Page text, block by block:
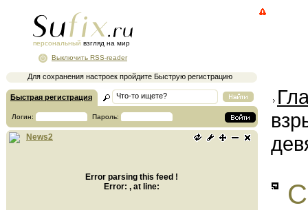
персональный взгляд на мир
Для сохранения настроек пройдите Быструю регистрацию
Выключить RSS-reader
Быстрая регистрация
Логин: Пароль:
News2
Error parsing this feed !
Error: , at line: